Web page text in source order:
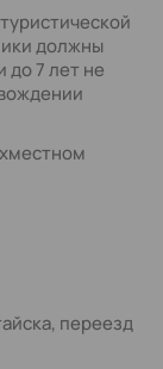
должны
7 лет не
переезд